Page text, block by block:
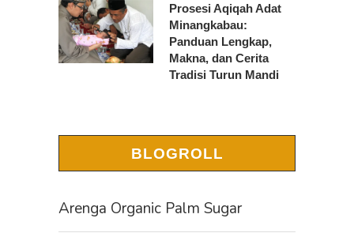
Prosesi Aqiqah Adat
Minangkabau:
Panduan Lengkap,
Makna, dan Cerita
Tradisi Turun Mandi
BLOGROLL
Arenga Organic Palm Sugar